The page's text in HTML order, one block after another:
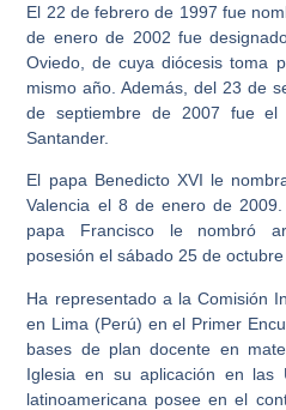
El 22 de febrero de 1997 fue
de enero de 2002 fue
Oviedo, de cuya diócesis toma
mismo año. Además, del 23 de
de septiembre de 2007 fue el
Santander.
El papa Benedicto XVI le
Valencia el 8 de enero de
papa Francisco le nombró
posesión el sábado 25 de
Ha representado a la Comisión
en Lima (Perú) en el Primer
bases de plan docente en
Iglesia en su aplicación en las
latinoamericana posee en el